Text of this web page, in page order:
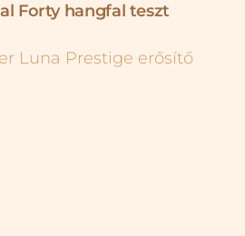
Forty hangfal teszt